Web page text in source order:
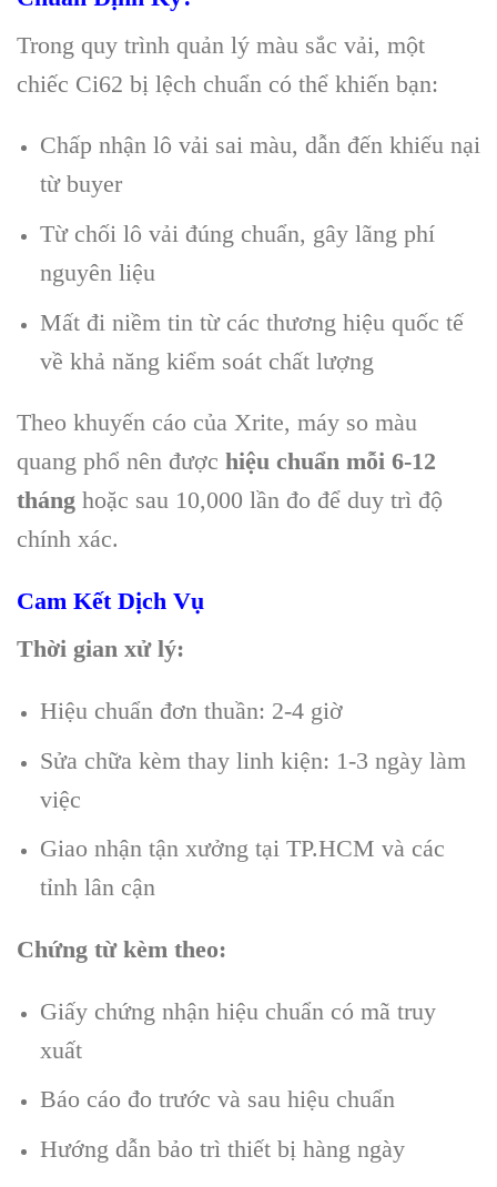
Trong quy trình quản lý màu sắc vải, một
chiếc Ci62 bị lệch chuẩn có thể khiến bạn:
Chấp nhận lô vải sai màu, dẫn đến khiếu nại
từ buyer
Từ chối lô vải đúng chuẩn, gây lãng phí
nguyên liệu
Mất đi niềm tin từ các thương hiệu quốc tế
về khả năng kiểm soát chất lượng
Theo khuyến cáo của Xrite, máy so màu
quang phổ nên được hiệu chuẩn mỗi 6-12
tháng hoặc sau 10,000 lần đo để duy trì độ
chính xác.
Cam Kết Dịch Vụ
Thời gian xử lý:
Hiệu chuẩn đơn thuần: 2-4 giờ
Sửa chữa kèm thay linh kiện: 1-3 ngày làm
việc
Giao nhận tận xưởng tại TP.HCM và các
tỉnh lân cận
Chứng từ kèm theo:
Giấy chứng nhận hiệu chuẩn có mã truy
xuất
Báo cáo đo trước và sau hiệu chuẩn
Hướng dẫn bảo trì thiết bị hàng ngày